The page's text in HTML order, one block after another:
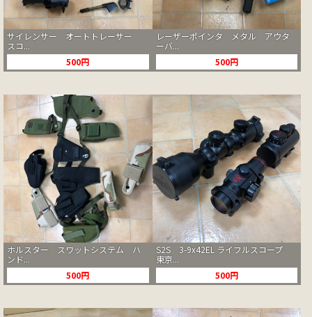
サイレンサー オートトレーサー
スコ...
500円
レーザーポインタ メタル アウタ
ーバ...
500円
ホルスター スワットシステム ハ
ンド...
500円
S2S 3-9x42EL ライフルスコープ
東京...
500円